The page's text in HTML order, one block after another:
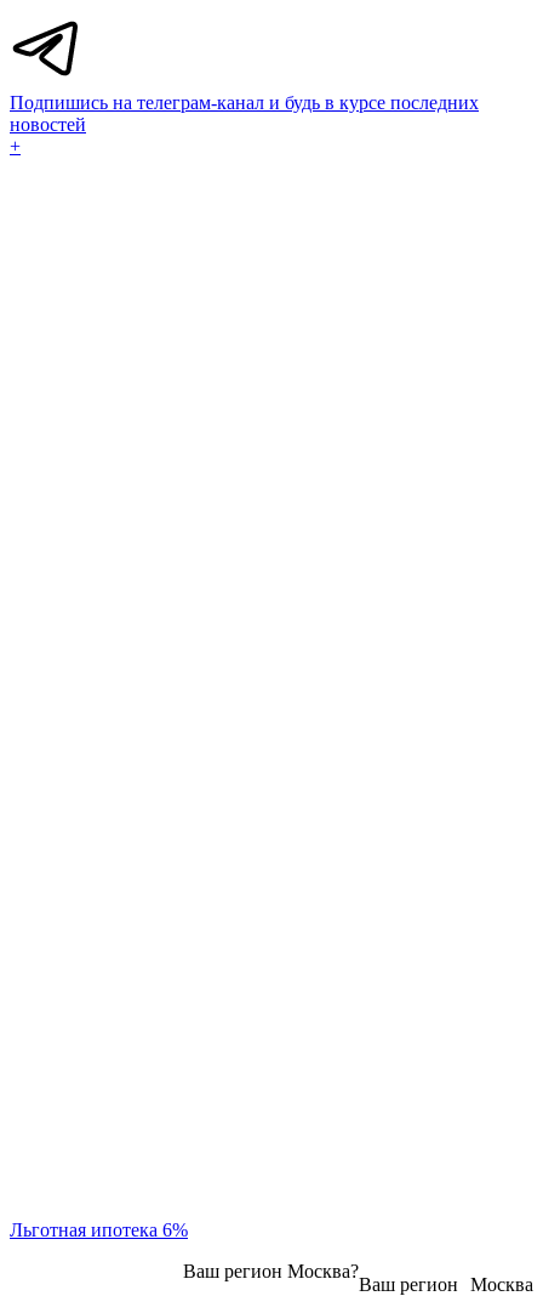
Подпишись на телеграм-канал и будь в курсе последних
новостей
+
Льготная ипотека 6%
Москва
Ваш регион
Ваш регион Москва?